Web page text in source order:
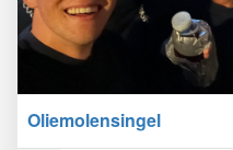
Oliemolensingel